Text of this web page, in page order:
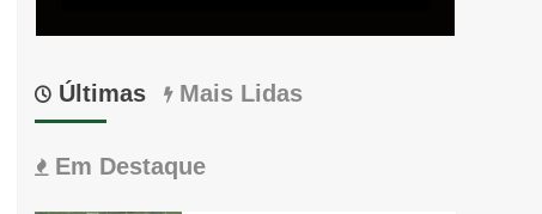
Últimas Mais Lidas
Em Destaque